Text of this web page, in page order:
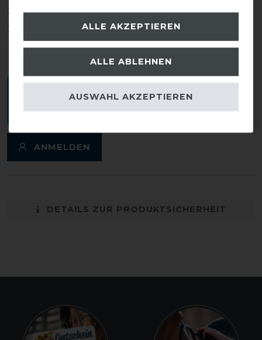
3
0
2
0
1
0
Melde dich an, um eine Kundenrezension zu
ANMELDEN
DETAILS ZUR PRODUKTSICHERHEIT
ALLE AKZEPTIEREN
ALLE ABLEHNEN
AUSWAHL AKZEPTIEREN